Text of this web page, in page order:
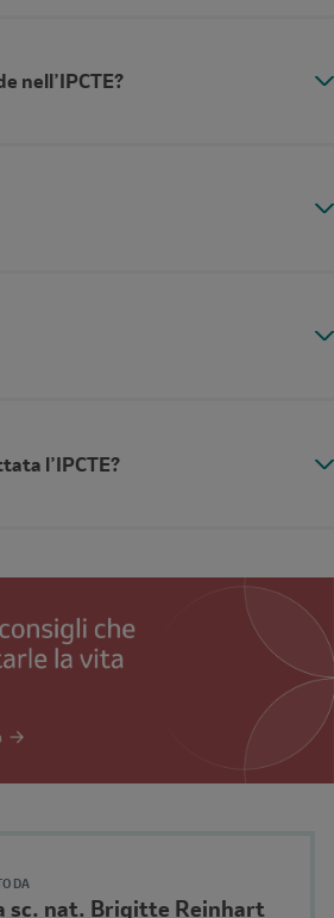
nell’IPCTE?
l’IPCTE?
DA
sc. nat. Brigitte Reinhart